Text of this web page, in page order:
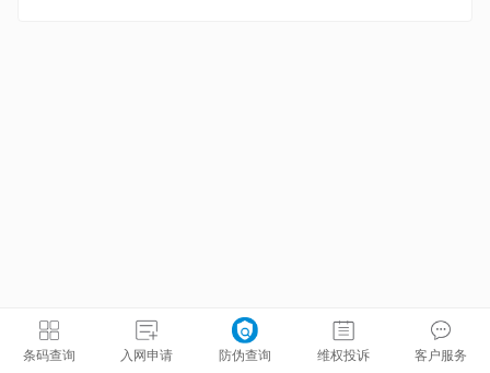
条码查询 入网申请 防伪查询 维权投诉 客户服务